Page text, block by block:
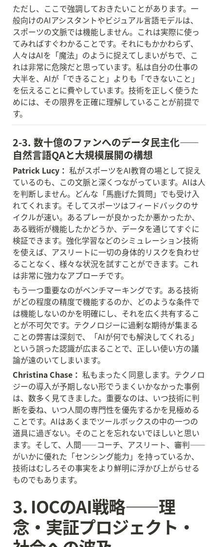
ただし、ここで強調しておきたいことがあります。一
般向けのAIアシスタントやビジュアル言語モデルは、
スポーツの文脈では機能しません。これは実際に使っ
てみればすぐわかることです。それにもかかわらず、
人々はAIを「魔法」のように捉えてしまいがちで、こ
れは非常に危険だと思っています。私は自分の仕事の
大半を、AIが「できること」よりも「できないこと」
を伝えることに費やしています。技術を正しく使うた
めには、その限界を正確に理解していることが前提で
す。
2-3. 数十億のファンへのデータ民主化——
自然言語QAと大規模展開の構想
Patrick Lucy： 私がスポーツをAI教育の場として捉え
ているのも、この文脈と深くつながっています。AIは人
を判断しません。どんな「馬鹿げた質問」でも受け入
れてくれます。そしてスポーツはフィードバックのサ
イクルが速い。あるプレーが良かったか悪かったか、
ある戦術が機能したかどうか、データを通じてすぐに
検証できます。強化学習などのシミュレーション技術
を使えば、アスリートに一切の身体的リスクを負わせ
ることなく、様々な状況を試すことができます。これ
は非常に強力なアプローチです。
もう一つ重要なのがベンチマーキングです。ある技術
がどの程度の精度で機能するのか、どのような条件で
は機能しないのかを明確にし、それを広く共有するこ
とが不可欠です。テクノロジーに過剰な期待が集まる
ことの弊害は深刻で、「AIが何でも解決してくれる」
という誤った認識が広まることで、正しい使い方の議
論が遠のいてしまいます。
Christina Chase： 私もまったく同意します。テクノロ
ジーの導入が予期しない形でうまくいかなかった事例
は、数多く見てきました。重要なのは、いつ技術に判
断を委ね、いつ人間の専門性を優先するかを見極める
ことです。AIはあくまでツールボックスの中の一つの
道具に過ぎない。そのことを忘れないでほしいと思い
ます。そして、人間——コーチ、アスリート、審判——
がいかに優れた「センシング能力」を持っているか、
技術はむしろその事実をより鮮明に浮かび上がらせる
ものでもあります。
3. IOCのAI戦略——理
念・実証プロジェクト・